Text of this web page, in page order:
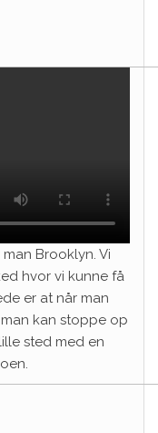
Brooklyn. Vi
hvor vi kunne få
er at når man
kan stoppe op
sted med en